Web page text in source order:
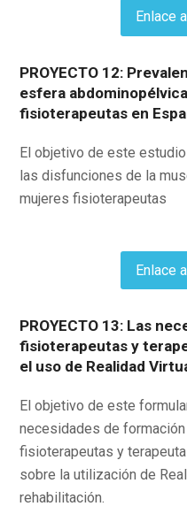
Enlace
PROYECTO 12:
esfera
fisioterapeutas en
El objetivo de este
las disfunciones de la
mujeres fisioterapeutas
Enlace
PROYECTO 13: Las
fisioterapeutas y
el uso de Realidad
El objetivo de este
necesidades de
fisioterapeutas y
sobre la utilización de
rehabilitación.